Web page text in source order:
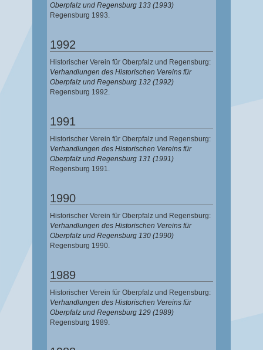
Oberpfalz und Regensburg 133 (1993)
Regensburg 1993.
1992
Historischer Verein für Oberpfalz und Regensburg:
Verhandlungen des Historischen Vereins für
Oberpfalz und Regensburg 132 (1992)
Regensburg 1992.
1991
Historischer Verein für Oberpfalz und Regensburg:
Verhandlungen des Historischen Vereins für
Oberpfalz und Regensburg 131 (1991)
Regensburg 1991.
1990
Historischer Verein für Oberpfalz und Regensburg:
Verhandlungen des Historischen Vereins für
Oberpfalz und Regensburg 130 (1990)
Regensburg 1990.
1989
Historischer Verein für Oberpfalz und Regensburg:
Verhandlungen des Historischen Vereins für
Oberpfalz und Regensburg 129 (1989)
Regensburg 1989.